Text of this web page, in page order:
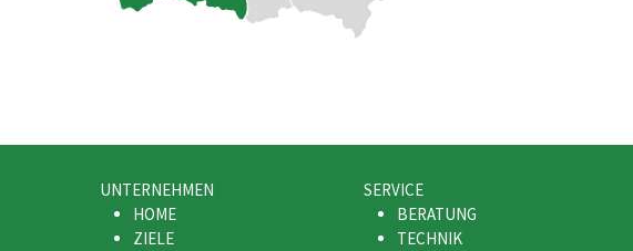
UNTERNEHMEN
HOME
ZIELE
SERVICE
BERATUNG
TECHNIK